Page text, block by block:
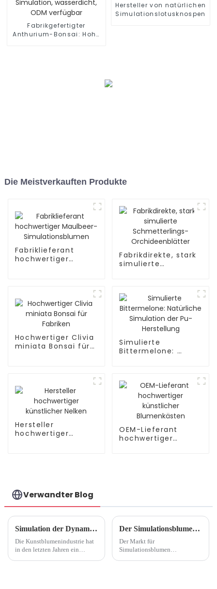
Fabrikgefertigter
Anthurium-Bonsai: Hohe
Hersteller von natürlichen
Simulationslotusknospen
Die Meistverkauften Produkte
Fabriklieferant
hochwertiger
Fabrikdirekte, stark
simulierte
Hochwertiger Clivia
miniata Bonsai für
Simulierte
Bittermelone: ​​
Hersteller
hochwertiger
OEM-Lieferant
hochwertiger
Verwandter Blog
Simulation der Dynamik der Blumenindustrie
Die Kunstblumenindustrie hat
in den letzten Jahren ein
Der Simulationsblumenmarkt wächst weiter, Green-Living-Konzept soll die Entwicklung der Branche fördern
Der Markt für
Simulationsblumen